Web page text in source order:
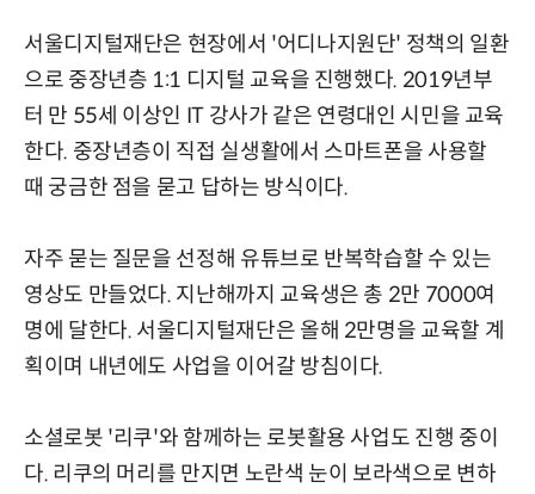
서울디지털재단은 현장에서 '어디나지원단' 정책의 일환
으로 중장년층 1:1 디지털 교육을 진행했다. 2019년부
터 만 55세 이상인 IT 강사가 같은 연령대인 시민을 교육
한다. 중장년층이 직접 실생활에서 스마트폰을 사용할
때 궁금한 점을 묻고 답하는 방식이다.
자주 묻는 질문을 선정해 유튜브로 반복학습할 수 있는
영상도 만들었다. 지난해까지 교육생은 총 2만 7000여
명에 달한다. 서울디지털재단은 올해 2만명을 교육할 계
획이며 내년에도 사업을 이어갈 방침이다.
소셜로봇 '리쿠'와 함께하는 로봇활용 사업도 진행 중이
다. 리쿠의 머리를 만지면 노란색 눈이 보라색으로 변하